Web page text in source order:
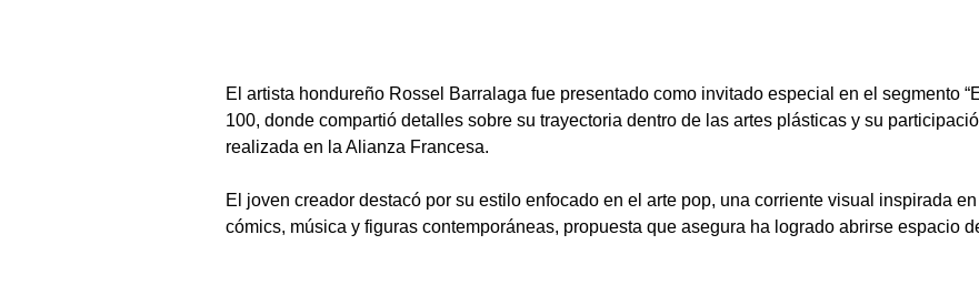
El artista hondureño Rossel Barralaga fue presentado como invitado especial en el segmento
100, donde compartió detalles sobre su trayectoria dentro de las artes plásticas y su
realizada en la Alianza Francesa.
El joven creador destacó por su estilo enfocado en el arte pop, una corriente visual inspirada
cómics, música y figuras contemporáneas, propuesta que asegura ha logrado abrirse espacio